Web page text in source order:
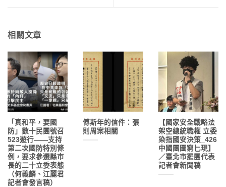
相關文章
「真和平，要國
防」數十民團號召
523遊行——支持
第二次國防特別條
例，要求參選縣市
長的二十立委表態
（何義麟、江麗君
記者會發言稿）
傅斯年的信件：張
則周案相關
【國家安全戰略法
架空總統職權 立委
染指國安決策_426
中國團圖窮匕現】
／臺北市罷團代表
記者會新聞稿